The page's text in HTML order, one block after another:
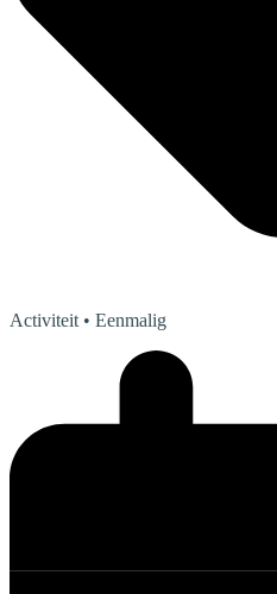
Activiteit • Eenmalig